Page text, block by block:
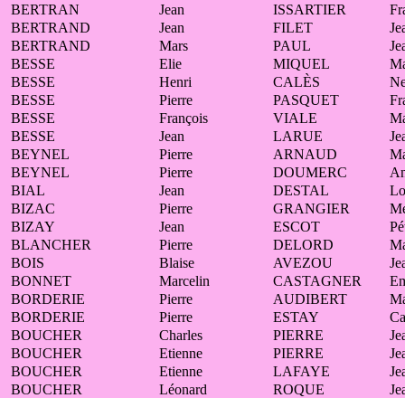
BERTRAN
Jean ISSARTIER
BERTRAND
Jean FILET
BERTRAND
Mars PAUL
BESSE
Elie MIQUEL
BESSE
Henri CALÈS
BESSE
Pierre PASQUET
BESSE
François VIALE
BESSE
Jean LARUE
BEYNEL
Pierre ARNAUD
BEYNEL
Pierre DOUMERC
BIAL
Jean DESTAL
BIZAC
Pierre GRANGIER
BIZAY
Jean ESCOT
BLANCHER
Pierre DELORD
BOIS
Blaise AVEZOU
BONNET
Marcelin CASTAGNER
BORDERIE
Pierre AUDIBERT
BORDERIE
Pierre ESTAY
BOUCHER
Charles PIERRE
BOUCHER
Etienne PIERRE
BOUCHER
Etienne LAFAYE
BOUCHER
Léonard ROQUE